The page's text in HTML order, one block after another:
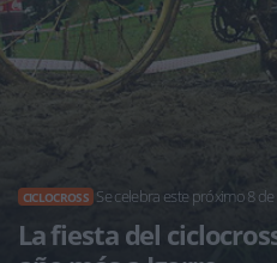
CICLOCROSS Se celebra este próximo 8
La fiesta del